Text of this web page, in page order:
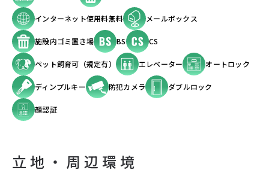
インターネット使用料無料 メールボックス
施設内ゴミ置き場 BS CS
ペット飼育可（規定有） エレベーター オートロック
ディンプルキー 防犯カメラ ダブルロック
顔認証
立地・周辺環境